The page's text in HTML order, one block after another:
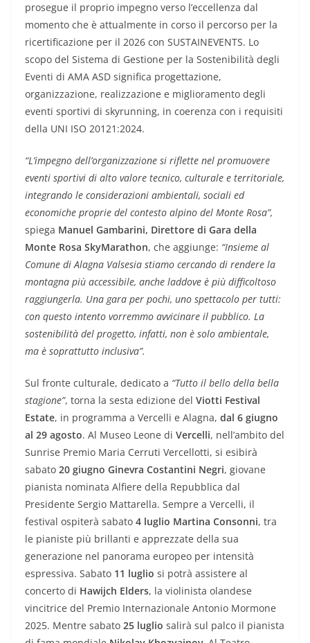
prosegue il proprio impegno verso l’eccellenza dal
momento che è attualmente in corso il percorso per la
ricertificazione per il 2026 con SUSTAINEVENTS. Lo
scopo del Sistema di Gestione per la Sostenibilità degli
Eventi di AMA ASD significa progettazione,
organizzazione, realizzazione e miglioramento degli
eventi sportivi di skyrunning, in coerenza con i requisiti
della UNI ISO 20121:2024.
“L’impegno dell’organizzazione si riflette nel promuovere
eventi sportivi di alto valore tecnico, culturale e territoriale,
integrando le considerazioni ambientali, sociali ed
economiche proprie del contesto alpino del Monte Rosa”,
spiega Manuel Gambarini, Direttore di Gara della
Monte Rosa SkyMarathon, che aggiunge: “Insieme al
Comune di Alagna Valsesia stiamo cercando di rendere la
montagna più accessibile, anche laddove è più difficoltoso
raggiungerla. Una gara per pochi, uno spettacolo per tutti:
con questo intento vorremmo avvicinare il pubblico. La
sostenibilità del progetto, infatti, non è solo ambientale,
ma è soprattutto inclusiva”.
Sul fronte culturale, dedicato a “Tutto il bello della bella
stagione”, torna la sesta edizione del Viotti Festival
Estate, in programma a Vercelli e Alagna, dal 6 giugno
al 29 agosto. Al Museo Leone di Vercelli, nell’ambito del
Sunrise Premio Maria Cerruti Vercellotti, si esibirà
sabato 20 giugno Ginevra Costantini Negri, giovane
pianista nominata Alfiere della Repubblica dal
Presidente Sergio Mattarella. Sempre a Vercelli, il
festival ospiterà sabato 4 luglio Martina Consonni, tra
le pianiste più brillanti e apprezzate della sua
generazione nel panorama europeo per intensità
espressiva. Sabato 11 luglio si potrà assistere al
concerto di Hawijch Elders, la violinista olandese
vincitrice del Premio Internazionale Antonio Mormone
2025. Mentre sabato 25 luglio salirà sul palco il pianista